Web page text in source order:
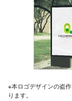
※本ロゴデザインの盗
ります。